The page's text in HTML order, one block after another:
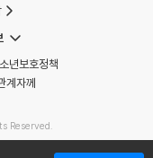
년보호정책
계자께
Reserved.